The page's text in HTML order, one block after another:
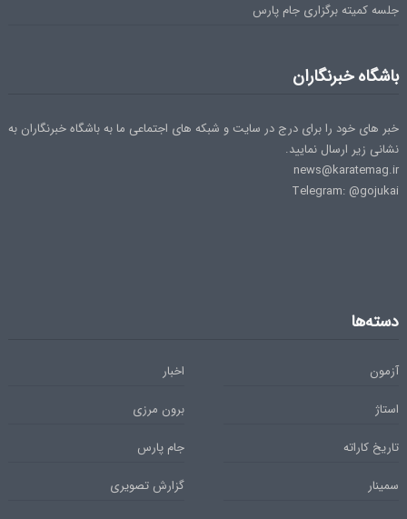
جلسه کمیته برگزاری جام پارس
باشگاه خبرنگاران
خبر های خود را برای درج در سایت و شبکه های اجتماعی ما به باشگاه خبرنگاران به
نشانی زیر ارسال نمایید.
news@karatemag.ir
Telegram: @gojukai
دسته‌ها
آزمون
اخبار
استاژ
برون مرزی
تاریخ کاراته
جام پارس
سمینار
گزارش تصویری